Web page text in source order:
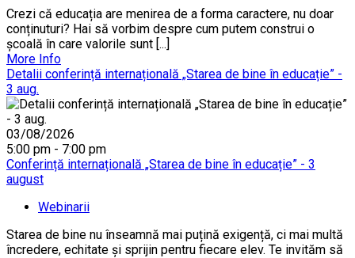
Crezi că educația are menirea de a forma caractere, nu doar
conținuturi? Hai să vorbim despre cum putem construi o
școală în care valorile sunt [...]
More Info
Detalii conferință internațională „Starea de bine în educație” -
3 aug.
03/08/2026
5:00 pm - 7:00 pm
Conferință internațională „Starea de bine în educație” - 3
august
Webinarii
Starea de bine nu înseamnă mai puțină exigență, ci mai multă
încredere, echitate și sprijin pentru fiecare elev. Te invităm să